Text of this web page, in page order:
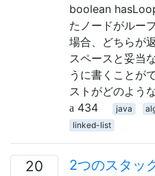
boolean
たノードがルー
場合、どちらが
スペースと妥当
うに書くことが
ストがどのよう
434
java
linked-list
20
2つのスタッ